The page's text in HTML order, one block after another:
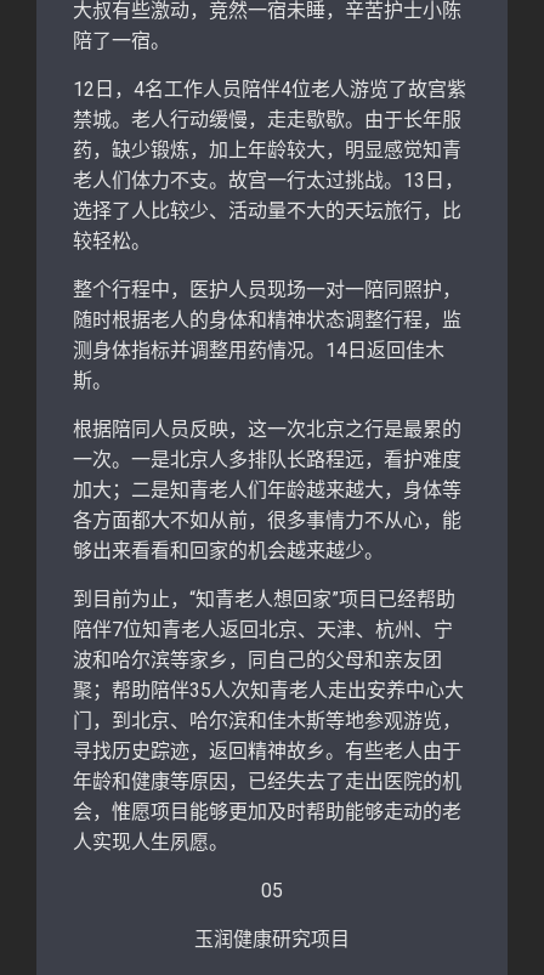
大叔有些激动，竞然一宿未睡，辛苦护士小陈
陪了一宿。
12日，4名工作人员陪伴4位老人游览了故宫紫
禁城。老人行动缓慢，走走歇歇。由于长年服
药，缺少锻炼，加上年龄较大，明显感觉知青
老人们体力不支。故宫一行太过挑战。13日，
选择了人比较少、活动量不大的天坛旅行，比
较轻松。
整个行程中，医护人员现场一对一陪同照护，
随时根据老人的身体和精神状态调整行程，监
测身体指标并调整用药情况。14日返回佳木
斯。
根据陪同人员反映，这一次北京之行是最累的
一次。一是北京人多排队长路程远，看护难度
加大；二是知青老人们年龄越来越大，身体等
各方面都大不如从前，很多事情力不从心，能
够出来看看和回家的机会越来越少。
到目前为止，“知青老人想回家”项目已经帮助
陪伴7位知青老人返回北京、天津、杭州、宁
波和哈尔滨等家乡，同自己的父母和亲友团
聚；帮助陪伴35人次知青老人走出安养中心大
门，到北京、哈尔滨和佳木斯等地参观游览，
寻找历史踪迹，返回精神故乡。有些老人由于
年龄和健康等原因，已经失去了走出医院的机
会，惟愿项目能够更加及时帮助能够走动的老
人实现人生夙愿。
05
玉润健康研究项目